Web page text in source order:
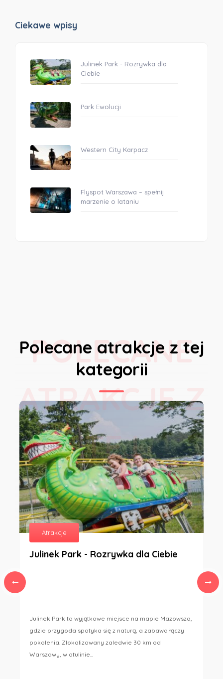
Ciekawe wpisy
Julinek Park - Rozrywka dla
Ciebie
Park Ewolucji
Western City Karpacz
Flyspot Warszawa – spełnij
marzenie o lataniu
Polecane atrakcje z tej
kategorii
POLECANE
ATRAKCJE Z
TEJ
KATEGORII
Atrakcje
Julinek Park - Rozrywka dla Ciebie
Julinek Park to wyjątkowe miejsce na mapie Mazowsza,
gdzie przygoda spotyka się z naturą, a zabawa łączy
pokolenia. Zlokalizowany zaledwie 30 km od
Warszawy, w otulinie...